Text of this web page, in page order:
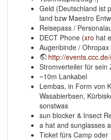
Geld (Deutschland ist
land bzw Maestro
Reisepass /
DECT Phone (xro hat
Augenbinde /
http://
Stromverteiler für sein
~10m Lankabel
Lembas, in Form von
Wasabierbsen,
sonstwas
sun blocker & Insect
a hat and sunglasses
Ticket fürs Camp oder